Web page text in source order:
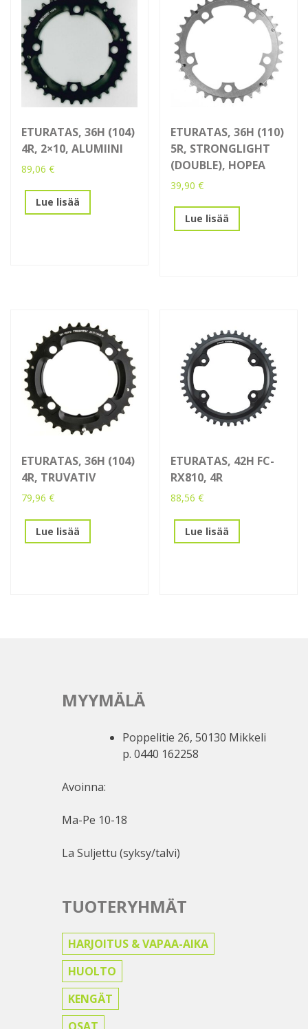
ETURATAS, 36H (104)
4R, 2×10, ALUMIINI
89,06 €
Lue lisää
ETURATAS, 36H (110)
5R, STRONGLIGHT
(DOUBLE), HOPEA
39,90€
Lue lisää
ETURATAS, 36H (104)
4R, TRUVATIV
79,96 €
Lue lisää
ETURATAS, 42H FC-
RX810, 4R
88,56€
Lue lisää
MYYMÄLÄ
Poppelitie 26, 50130 Mikkeli
p. 0440 162258
Avoinna:
Ma-Pe 10-18
La Suljettu (syksy/talvi)
TUOTERYHMÄT
HARJOITUS & VAPAA-AIKA
HUOLTO
KENGÄT